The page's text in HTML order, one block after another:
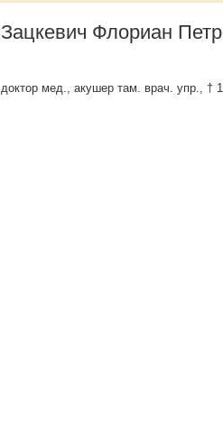
Зацкевич Флориан
доктор мед., акушер там. врач. упр., †